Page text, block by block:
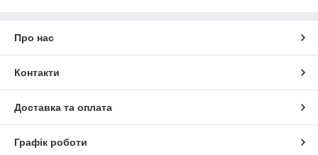
Про нас
Контакти
Доставка та оплата
Графік роботи